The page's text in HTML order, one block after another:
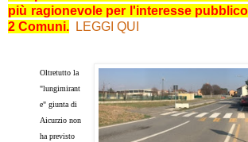
più ragionevole per l'interesse
2 Comuni.
LEGGI QUI
Oltretutto la
"lungimirant
e" giunta di
Aicurzio non
ha previsto